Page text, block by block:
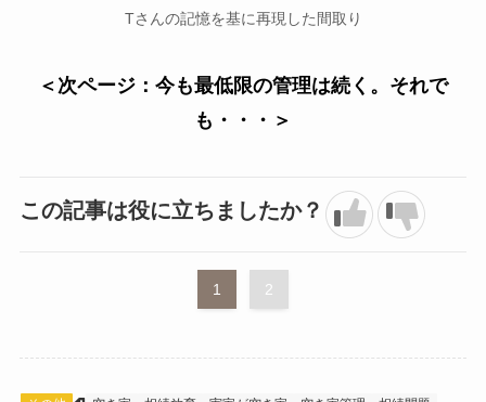
Tさんの記憶を基に再現した間取り
＜次ページ：今も最低限の管理は続く。それで
も・・・＞
この記事は役に立ちましたか？
1 2